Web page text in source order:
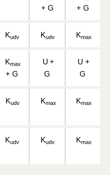
+ G + G
Kudv Kudv Kmax
Kmax
+ G
U +
G
U +
G
Kudv Kmax Kmax
Kudv Kudv Kmax